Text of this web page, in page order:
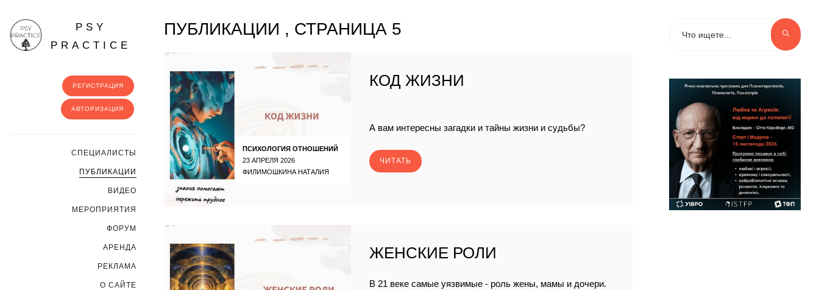
PSY
PRACTICE
РЕГИСТРАЦИЯ
АВТОРИЗАЦИЯ
CПЕЦИАЛИСТЫ
ПУБЛИКАЦИИ
ВИДЕО
МЕРОПРИЯТИЯ
ФОРУМ
АРЕНДА
РЕКЛАМА
О САЙТЕ
ПУБЛИКАЦИИ , СТРАНИЦА 5
ПСИХОЛОГИЯ ОТНОШЕНИЙ
23 АПРЕЛЯ 2026
ФИЛИМОШКИНА НАТАЛИЯ
КОД ЖИЗНИ
А вам интересны загадки и тайны жизни и судьбы?
ЧИТАТЬ
ЖЕНСКИЕ РОЛИ
В 21 веке самые уязвимые - роль жены, мамы и дочери.